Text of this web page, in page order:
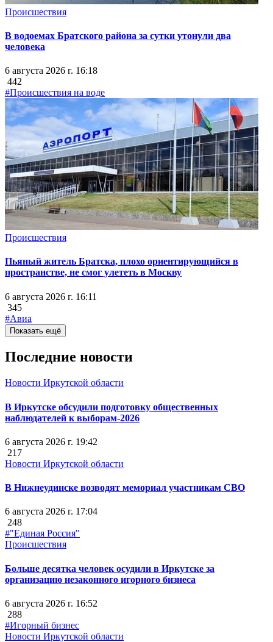
Происшествия
В водоемах Братского района за сутки утонули два
человека
6 августа 2026 г. 16:18
442
#Происшествия на воде
Происшествия
Пьяный житель Братска, плохо ориентирующийся в
пространстве, не смог улететь в Москву
6 августа 2026 г. 16:11
345
#Авиа
Показать ещё
Последние новости
Новости Иркутской области
В Иркутске обсудили подготовку общественных
наблюдателей к выборам-2026
6 августа 2026 г. 19:42
217
Новости Иркутской области
В Нижнеудинске возводят мемориал участникам СВО
6 августа 2026 г. 17:04
248
#"Единая Россия"
Происшествия
Больше десятка человек осудили в Иркутске за
организацию незаконного игорного бизнеса
6 августа 2026 г. 16:52
288
#Игорный бизнес
Новости Иркутской области